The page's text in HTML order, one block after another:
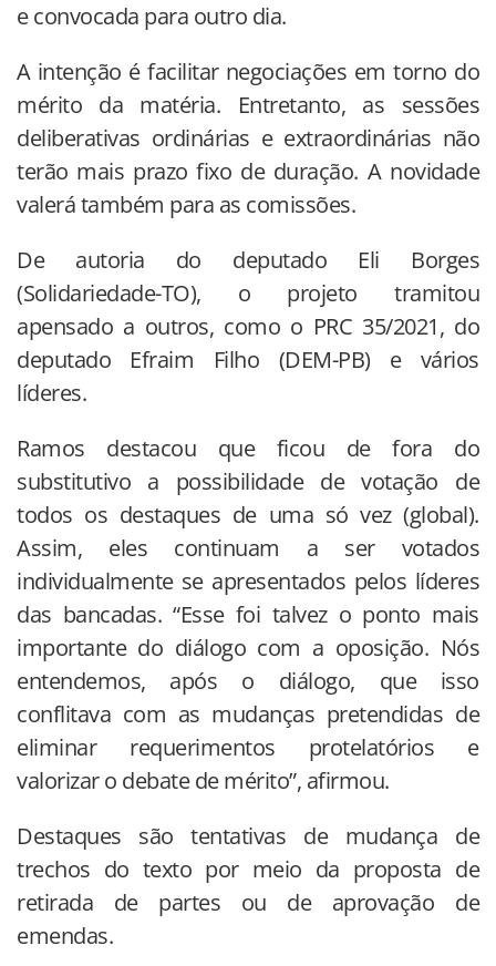
e convocada para outro dia.
A intenção é facilitar negociações em torno do
mérito da matéria. Entretanto, as sessões
deliberativas ordinárias e extraordinárias não
terão mais prazo fixo de duração. A novidade
valerá também para as comissões.
De autoria do deputado Eli Borges
(Solidariedade-TO), o projeto tramitou
apensado a outros, como o PRC 35/2021, do
deputado Efraim Filho (DEM-PB) e vários
líderes.
Ramos destacou que ficou de fora do
substitutivo a possibilidade de votação de
todos os destaques de uma só vez (global).
Assim, eles continuam a ser votados
individualmente se apresentados pelos líderes
das bancadas. “Esse foi talvez o ponto mais
importante do diálogo com a oposição. Nós
entendemos, após o diálogo, que isso
conflitava com as mudanças pretendidas de
eliminar requerimentos protelatórios e
valorizar o debate de mérito”, afirmou.
Destaques são tentativas de mudança de
trechos do texto por meio da proposta de
retirada de partes ou de aprovação de
emendas.